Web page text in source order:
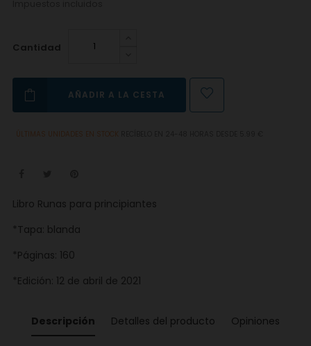
Cantidad
AÑADIR A LA CESTA
ÚLTIMAS UNIDADES EN STOCK
Libro Runas para principiantes
*Tapa: blanda
*Páginas: 160
*Edición: 12 de abril de 2021
Descripción Detalles del producto Opiniones